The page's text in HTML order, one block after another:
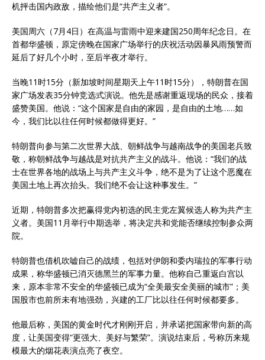
机抨击国内政敌，描绘他们是“共产主义者”。
美国周六（7月4日）在高温与雷雨中迎来建国250周年纪念日。在
首都华盛顿，原定傍晚在国家广场举行的庆祝活动因暴风雨预警而
延后了好几个小时，至后半夜才举行。
当晚11时15分（新加坡时间星期天上午11时15分），特朗普在国
家广场发表35分钟竞选式演说。他先是感谢重返现场的民众，接着
盛赞美国。他说：“这个国家是自由的家园，是自由的土地……如
今，我们比以往任何时候都做得更好。”
特朗普向参与第二次世界大战、朝鲜战争与越南战争的美国老兵致
敬，称朝鲜战争与越战是对抗共产主义的战斗。他说：“我们的战
士在世界各地的战场上与共产主义斗争，绝不是为了让这个恶魔在
美国土地上再次抬头。我们绝不会让这种事发生。”
近期，特朗普多次把赢得党内初选的民主党左翼候选人称为共产主
义者。美国11月举行中期选举，将决定共和党能否继续控制参众两
院。
特朗普也借机吹嘘自己的战绩，包括对伊朗和委内瑞拉的军事行动
成果，称华盛顿已消灭德黑兰的军事力量。他称自己重返白宫以
来，原本非常不安全的华盛顿已成为“全美最安全美丽的城市”；美
国股市也前所未有地强劲，兴建的工厂比以往任何时候都要多。
他最后称，美国的黄金时代才刚刚开启，并承诺把国家带向新的高
度，让美国变得“更强大、美好与繁荣”。演说结束后，号称历来规
模最大的烟花表演点亮了夜空。